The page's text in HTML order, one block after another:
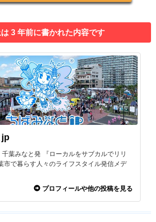
は 3 年前に書かれた内容です
jp
葉みなと発 『ローカルをサブカルでリリ
市で暮らす人々のライフスタイル発信メデ
プロフィールや他の投稿を見る